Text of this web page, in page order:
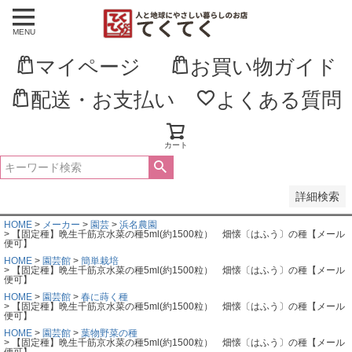
MENU
マイページ
お買い物ガイド
配送・お支払い
よくある質問
カート
詳細検索
新着順
登録順
価格が高い順
優先度順
HOME メーカー 園芸
浜名農園
【固定種】晩生千筋京水菜の種5ml(約1500粒） 畑懐〔はふう〕の種【メール
便可】
HOME
園芸館
簡単栽培
【固定種】晩生千筋京水菜の種5ml(約1500粒） 畑懐〔はふう〕の種【メール
便可】
HOME
園芸館
春に蒔く種
【固定種】晩生千筋京水菜の種5ml(約1500粒） 畑懐〔はふう〕の種【メール
便可】
HOME
園芸館
葉物野菜の種
【固定種】晩生千筋京水菜の種5ml(約1500粒） 畑懐〔はふう〕の種【メール